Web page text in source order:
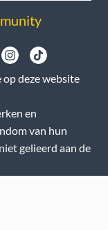
deze website
en
van hun
gelieerd aan de